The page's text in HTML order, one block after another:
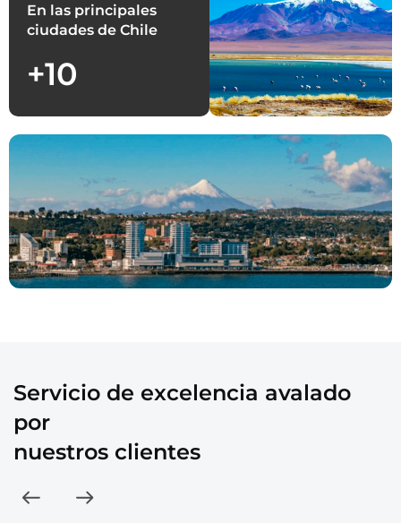
En las principales
ciudades de Chile
+10
Servicio de excelencia avalado
por
nuestros clientes